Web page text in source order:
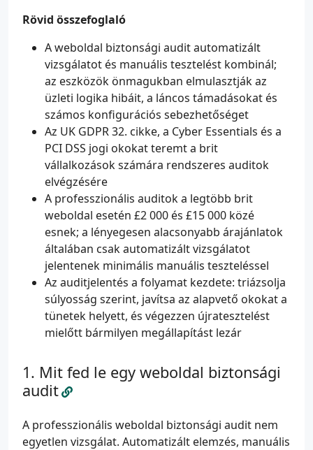
Rövid összefoglaló
A weboldal biztonsági audit automatizált
vizsgálatot és manuális tesztelést kombinál;
az eszközök önmagukban elmulasztják az
üzleti logika hibáit, a láncos támadásokat és
számos konfigurációs sebezhetőséget
Az UK GDPR 32. cikke, a Cyber Essentials és a
PCI DSS jogi okokat teremt a brit
vállalkozások számára rendszeres auditok
elvégzésére
A professzionális auditok a legtöbb brit
weboldal esetén £2 000 és £15 000 közé
esnek; a lényegesen alacsonyabb árajánlatok
általában csak automatizált vizsgálatot
jelentenek minimális manuális teszteléssel
Az auditjelentés a folyamat kezdete: triázsolja
súlyosság szerint, javítsa az alapvető okokat a
tünetek helyett, és végezzen újratesztelést
mielőtt bármilyen megállapítást lezár
Mit fed le egy weboldal biztonsági
audit
A professzionális weboldal biztonsági audit nem
egyetlen vizsgálat. Automatizált elemzés, manuális